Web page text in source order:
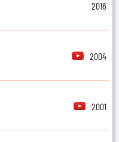
2016
2004
2001